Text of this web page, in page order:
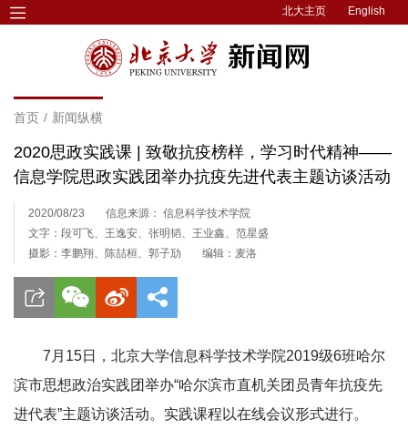
北大主页 English
首页 / 新闻纵横
2020思政实践课 | 致敬抗疫榜样，学习时代精神——
信息学院思政实践团举办抗疫先进代表主题访谈活动
2020/08/23
信息来源： 信息科学技术学院
文字：段可飞、王逸安、张明韬、王业鑫、范星盛
摄影：李鹏翔、陈喆桓、郭子劢
编辑：麦洛
7月15日，北京大学信息科学技术学院2019级6班哈尔
滨市思想政治实践团举办“哈尔滨市直机关团员青年抗疫先
进代表”主题访谈活动。实践课程以在线会议形式进行。